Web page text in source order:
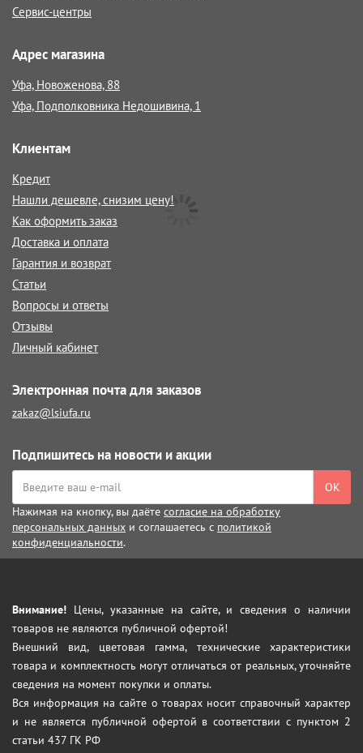
Сервис-центры
Адрес магазина
Уфа, Новоженова, 88
Уфа, Подполковника Недошивина, 1
Клиентам
Кредит
Нашли дешевле, снизим цену!
Как оформить заказ
Доставка и оплата
Гарантия и возврат
Статьи
Вопросы и ответы
Отзывы
Личный кабинет
Электронная почта для заказов
zakaz@lsiufa.ru
Подпишитесь на новости и акции
ОК
Нажимая на кнопку, вы даёте согласие на обработку
персональных данных и соглашаетесь с политикой
конфиденциальности.
Внимание! Цены, указанные на сайте, и сведения о наличии
товаров не являются публичной офертой!
Внешний вид, цветовая гамма, технические характеристики
товара и комплектность могут отличаться от реальных, уточняйте
сведения на момент покупки и оплаты.
Вся информация на сайте о товарах носит справочный характер
и не является публичной офертой в соответствии с пунктом 2
статьи 437 ГК РФ